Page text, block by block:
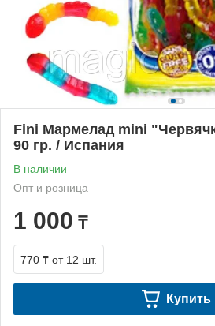
Fini Мармелад mini
90 гр. / Испания
В наличии
Опт и розница
1 000 ₸
770 ₸ от 12 шт.
Купить